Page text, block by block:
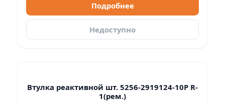
Подробнее
Недоступно
Втулка реактивной шт. 5256-2919124-10Р R-
1(рем.)